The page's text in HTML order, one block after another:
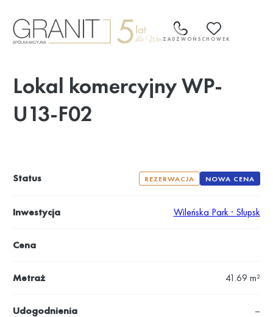
do
treści
ZADZWOŃ SCHOWEK
Lokal komercyjny WP-
U13-F02
Status REZERWACJA NOWA CENA
Inwestycja Wileńska Park · Słupsk
Cena
Metraż 41.69 m²
Udogodnienia –